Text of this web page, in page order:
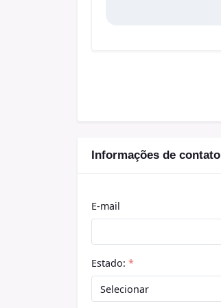
Informações de contato
E-mail
Estado: *